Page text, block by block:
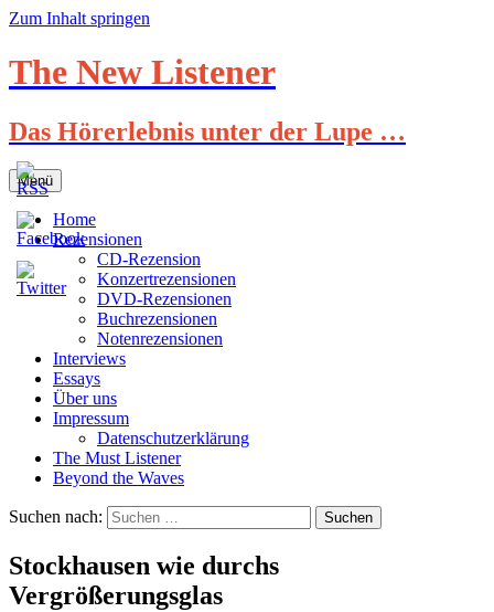
Zum Inhalt springen
The New Listener
Das Hörerlebnis unter der Lupe …
Menü
Home
Rezensionen
CD-Rezension
Konzertrezensionen
DVD-Rezensionen
Buchrezensionen
Notenrezensionen
Interviews
Essays
Über uns
Impressum
Datenschutzerklärung
The Must Listener
Beyond the Waves
Suchen nach:
Stockhausen wie durchs
Vergrößerungsglas